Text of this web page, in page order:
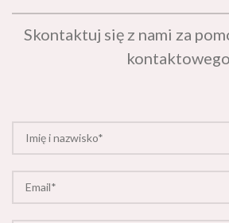
Skontaktuj się z nami za
kontaktowego